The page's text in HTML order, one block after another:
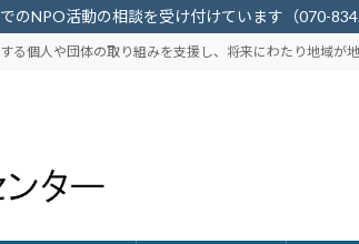
のNPO活動の相談を受け付けています（070-
個人や団体の取り組みを支援し、将来にわたり地域が